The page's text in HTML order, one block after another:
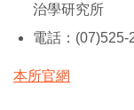
治學研究所
電話：(07)525-
本所官網